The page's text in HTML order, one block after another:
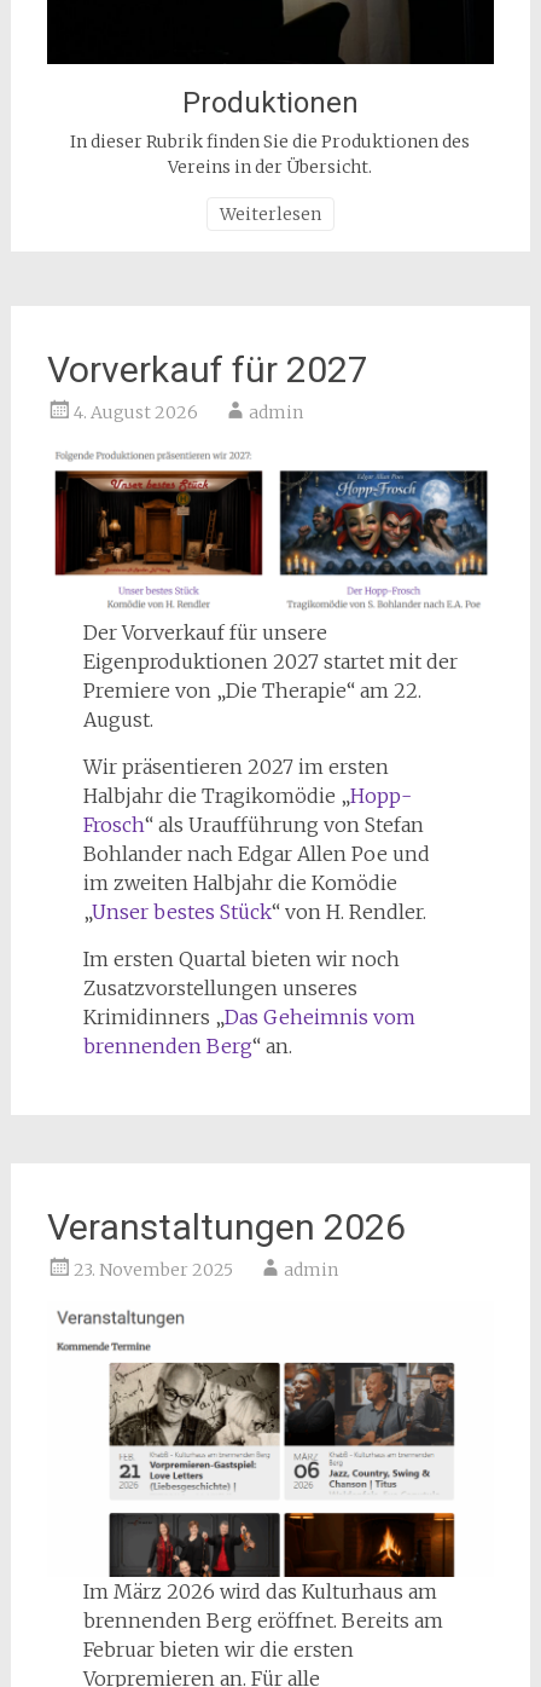
Produktionen
In dieser Rubrik finden Sie die Produktionen des
Vereins in der Übersicht.
Weiterlesen
Vorverkauf für 2027
4. August 2026 admin
Der Vorverkauf für unsere
Eigenproduktionen 2027 startet mit der
Premiere von „Die Therapie“ am 22.
August.
Wir präsentieren 2027 im ersten
Halbjahr die Tragikomödie „Hopp-
Frosch“ als Uraufführung von Stefan
Bohlander nach Edgar Allen Poe und
im zweiten Halbjahr die Komödie
„Unser bestes Stück“ von H. Rendler.
Im ersten Quartal bieten wir noch
Zusatzvorstellungen unseres
Krimidinners „Das Geheimnis vom
brennenden Berg“ an.
Veranstaltungen 2026
23. November 2025 admin
Im März 2026 wird das Kulturhaus am
brennenden Berg eröffnet. Bereits am
Februar bieten wir die ersten
Vorpremieren an. Für alle